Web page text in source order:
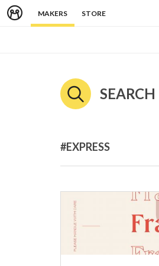
MAKERS STORE
SEARCH
#EXPRESS